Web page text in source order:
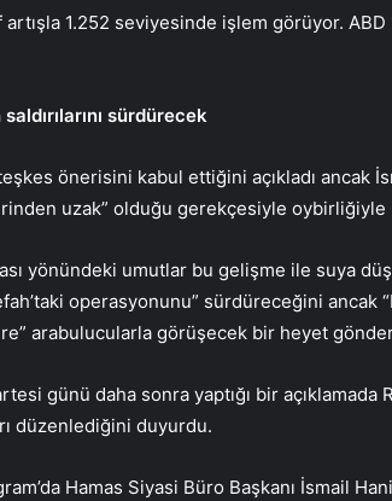
1.252 seviyesinde işlem görüyor. ABD
sürdürecek
önerisini kabul ettiğini açıkladı ancak
uzak” olduğu gerekçesiyle
yönündeki umutlar bu gelişme ile suya
operasyonunu” sürdüreceğini ancak
arabulucularla görüşecek bir heyet
günü daha sonra yaptığı bir açıklamada
düzenlediğini duyurdu.
Hamas Siyasi Büro Başkanı İsmail